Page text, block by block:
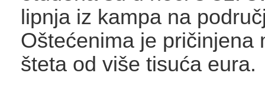
lipnja iz kampa na
Oštećenima je pričinjena
šteta od više tisuća eura.